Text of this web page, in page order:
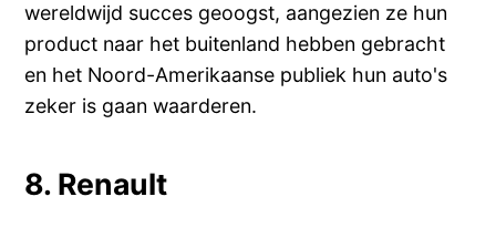
wereldwijd succes geoogst, aangezien ze hun
product naar het buitenland hebben gebracht
en het Noord-Amerikaanse publiek hun auto's
zeker is gaan waarderen.
8. Renault